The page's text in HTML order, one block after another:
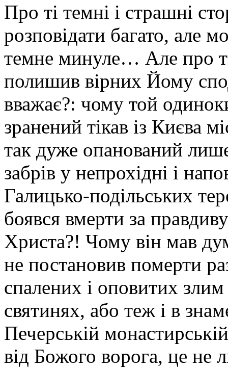
Про ті темні і страшні
розповідати багато, але
темне минуле… Але про
полишив вірних Йому
вважає?: чому той
зранений тікав із Києва
так дуже опанований
забрів у непрохідні і
Галицько-подільських
боявся вмерти за
Христа?! Чому він мав
не постановив померти
спалених і оповитих
святинях, або теж і в
Печерській
від Божого ворога, це не